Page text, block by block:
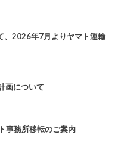
、2026年7月よりヤマト運輸
画について
事務所移転のご案内